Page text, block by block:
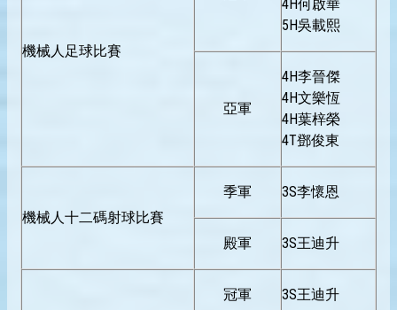
機械人足球比賽
4H何啟華
5H吳載熙
亞軍
4H李晉傑
4H文樂恆
4H葉梓榮
4T鄧俊東
機械人十二碼射球比賽
季軍 3S李懷恩
殿軍 3S王迪升
冠軍 3S王迪升